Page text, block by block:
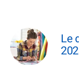
Le